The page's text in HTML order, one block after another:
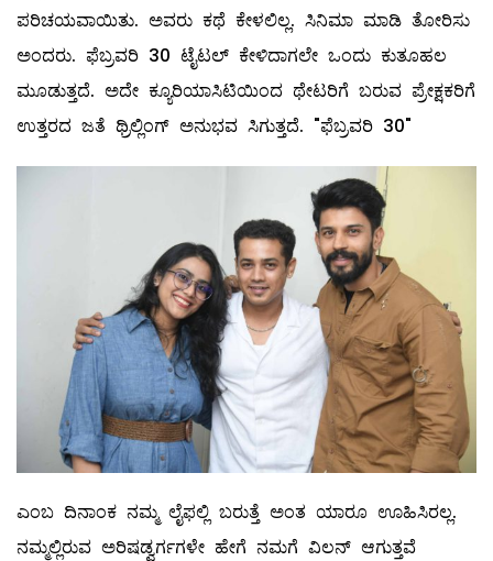
ಪರಿಚಯವಾಯಿತು. ಅವರು ಕಥೆ ಕೇಳಲಿಲ್ಲ. ಸಿನಿಮಾ ಮಾಡಿ ತೋರಿಸು
ಅಂದರು. ಫೆಬ್ರವರಿ 30 ಟೈಟಲ್ ಕೇಳಿದಾಗಲೇ ಒಂದು ಕುತೂಹಲ
ಮೂಡುತ್ತದೆ. ಅದೇ ಕ್ಯೂರಿಯಾಸಿಟಿಯಿಂದ ಥೇಟರಿಗೆ ಬರುವ ಪ್ರೇಕ್ಷಕರಿಗೆ
ಉತ್ತರದ ಜತೆ ಥ್ರಿಲ್ಲಿಂಗ್ ಅನುಭವ ಸಿಗುತ್ತದೆ. "ಫೆಬ್ರವರಿ 30"
ಎಂಬ ದಿನಾಂಕ ನಮ್ಮ ಲೈಫಲ್ಲಿ ಬರುತ್ತೆ ಅಂತ ಯಾರೂ ಊಹಿಸಿರಲ್ಲ.
ನಮ್ಮಲ್ಲಿರುವ ಅರಿಷಡ್ವರ್ಗಗಳೇ ಹೇಗೆ ನಮಗೆ ವಿಲನ್ ಆಗುತ್ತವೆ